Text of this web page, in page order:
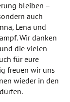
bleiben –
auch
Lena und
Wir danken
die vielen
für eure
freuen wir uns
wieder in den